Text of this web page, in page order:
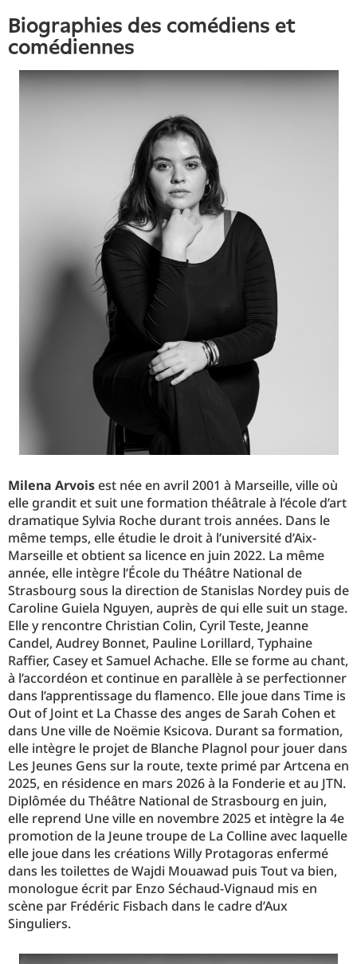
biographies des comédiens et
comédiennes
Milena Arvoisest née en avril 2001 à Marseille, ville où
elle grandit et suit une formation théâtrale à l’école d’art
dramatique Sylvia Roche durant trois années. Dans le
même temps, elle étudie le droit à l’université d’Aix-
Marseille et obtient sa licence en juin 2022. La même
année, elle intègre l’École du Théâtre National de
Strasbourg sous la direction de Stanislas Nordey puis de
Caroline Guiela Nguyen, auprès de qui elle suit un stage.
Elle y rencontre Christian Colin, Cyril Teste, Jeanne
Candel, Audrey Bonnet, Pauline Lorillard, Typhaine
Raffier, Casey et Samuel Achache. Elle se forme au chant,
à l’accordéon et continue en parallèle à se perfectionner
dans l’apprentissage du flamenco. Elle joue dans Time is
Out of Joint et La Chasse des anges de Sarah Cohen et
dans Une ville de Noëmie Ksicova. Durant sa formation,
elle intègre le projet de Blanche Plagnol pour jouer dans
Les Jeunes Gens sur la route, texte primé par Artcena en
2025, en résidence en mars 2026 à la Fonderie et au JTN.
Diplômée du Théâtre National de Strasbourg en juin,
elle reprend Une ville en novembre 2025 et intègre la 4e
promotion de la Jeune troupe de La Colline avec laquelle
elle joue dans les créations Willy Protagoras enfermé
dans les toilettes de Wajdi Mouawad puis Tout va bien,
monologue écrit par Enzo Séchaud-Vignaud mis en
scène par Frédéric Fisbach dans le cadre d’Aux
Singuliers.